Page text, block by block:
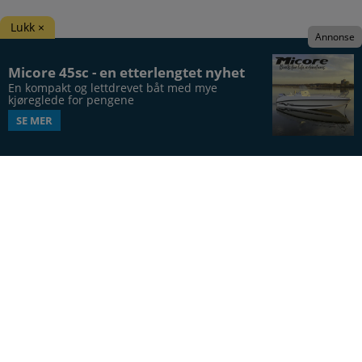
Micore 45sc - en etterlengtet nyhet
En kompakt og lettdrevet båt med mye
kjøreglede for pengene
SE MER
Annonse
Lukk ×